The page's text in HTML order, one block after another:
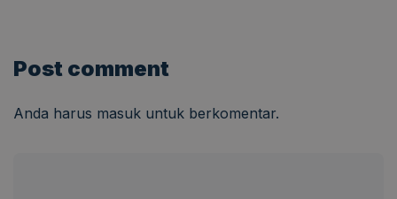
Post comment
Anda harus masuk untuk berkomentar.